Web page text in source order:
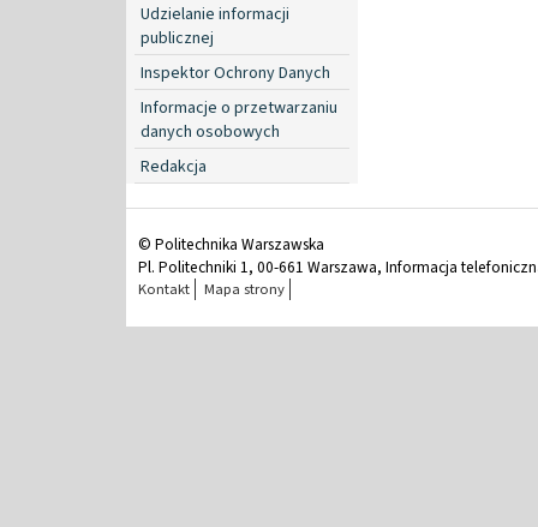
Udzielanie informacji
publicznej
Inspektor Ochrony Danych
Informacje o przetwarzaniu
danych osobowych
Redakcja
© Politechnika Warszawska
Pl. Politechniki 1, 00-661 Warszawa, Informacja
Kontakt Mapa strony